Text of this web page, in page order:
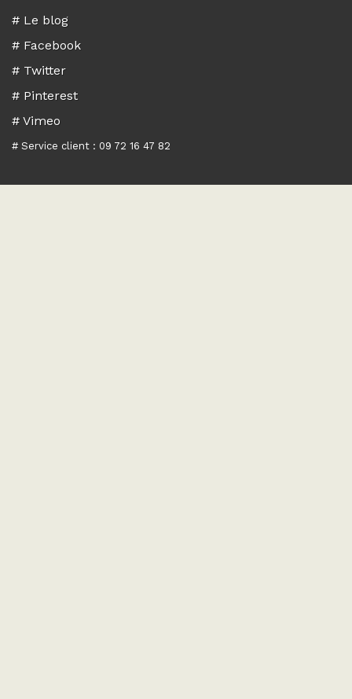
# Le blog
# Facebook
# Twitter
# Pinterest
# Vimeo
# Service client : 09 72 16 47 82